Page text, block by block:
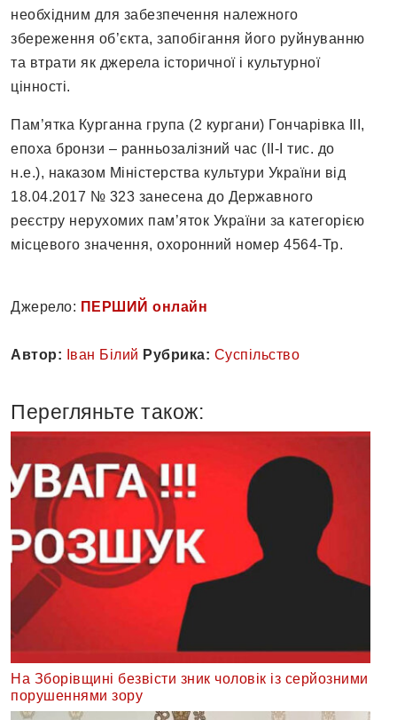
необхідним для забезпечення належного
збереження об’єкта, запобігання його руйнуванню
та втрати як джерела історичної і культурної
цінності.
Пам’ятка Курганна група (2 кургани) Гончарівка ІІІ,
епоха бронзи – ранньозалізний час (ІІ-І тис. до
н.е.), наказом Міністерства культури України від
18.04.2017 № 323 занесена до Державного
реєстру нерухомих пам’яток України за категорією
місцевого значення, охоронний номер 4564-Тр.
Джерело: ПЕРШИЙ онлайн
Автор: Іван Білий Рубрика: Суспільство
Перегляньте також:
На Зборівщині безвісти зник чоловік із серйозними
порушеннями зору